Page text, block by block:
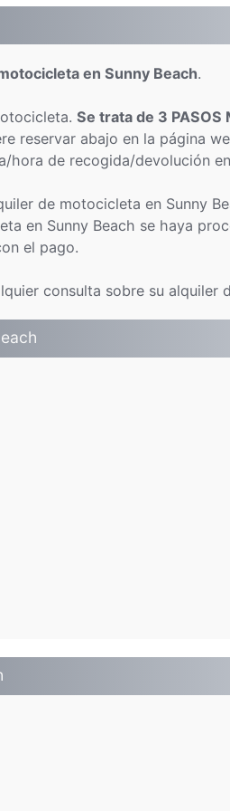
en Sunny Beach.
Se trata de 3 PASOS
reservar abajo en la página
hora de recogida/devolución
de motocicleta en Sunny
en Sunny Beach se haya
el pago.
consulta sobre su alquiler